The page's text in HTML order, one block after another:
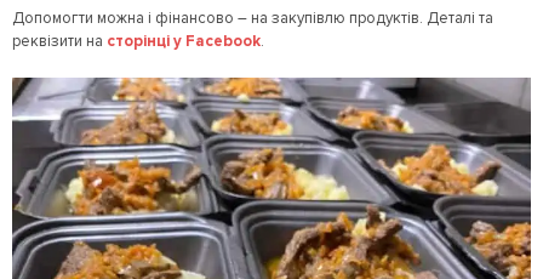
Допомогти можна і фінансово – на закупівлю продуктів. Деталі та
реквізити на сторінці у Facebook.